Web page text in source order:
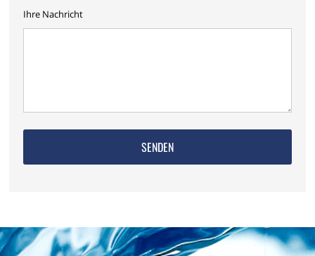
Ihre Nachricht